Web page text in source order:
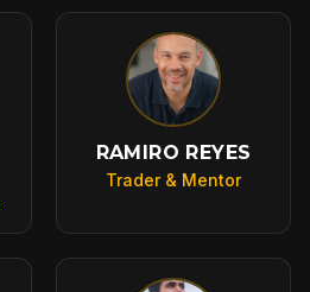
RAMIRO REYES
Trader & Mentor